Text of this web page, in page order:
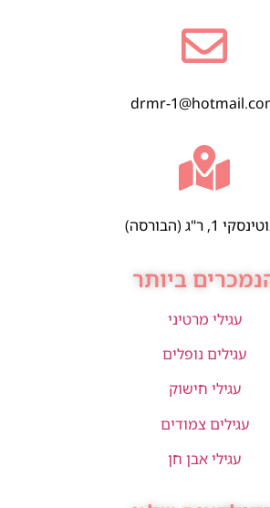
drmr-
1, ר"ג (הבורסה)
ביותר
עגילי מרטיני
עגילים נופלים
עגילי חישוק
עגילים צמודים
עגילי אבן חן